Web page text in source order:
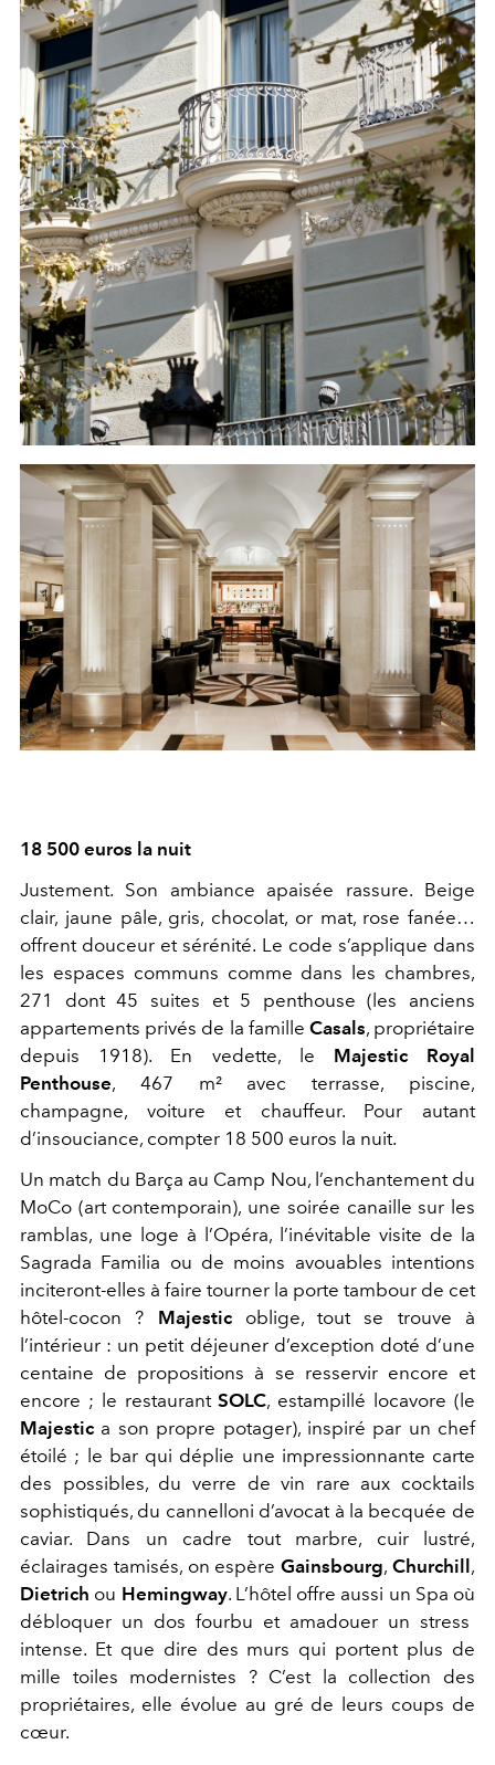
18 500 euros la nuit
Justement. Son ambiance apaisée rassure. Beige
clair, jaune pâle, gris, chocolat, or mat, rose fanée…
offrent douceur etsérénité. Le code s’applique dans
les espaces communs comme dans les chambres,
271 dont 45 suites et 5 penthouse (les anciens
appartements privés de la famille Casals, propriétaire
depuis 1918). En vedette, le Majestic Royal
Penthouse, 467 m² avec terrasse, piscine,
champagne, voiture et chauffeur. Pour autant
d’insouciance, compter 18 500 euros la nuit.
Un match du Barça au Camp Nou, l’enchantement du
MoCo (art contemporain), une soirée canaille sur les
ramblas, une loge à l’Opéra, l’inévitable visite de la
Sagrada Familia ou de moins avouables intentions
inciteront-elles à faire tourner la porte tambour de cet
hôtel-cocon ? Majesticoblige, toutse trouve à
l’intérieur : un petit déjeuner d’exception doté d’une
centaine de propositions à se resservir encore et
encore ; l e restaurantSOLC, estampillé locavore (le
Majestic a son propre potager), inspiré par un chef
étoilé ; l e barqui déplie une impressionnante carte
des possibles, du verre de vin rare aux cocktail s
sophistiqués, du cannelloni d’avocat à la becquée de
caviar. Dans un cadre tout marbre, cuir lustré,
éclairages tamisés, on espère Gainsbourg,Churchill ,
Dietrich ou Hemingway. L’hôtel offre aussi un Spa où
débloquer un dos fourbu et amadouer un stress
intense. Et que dire des murs qui portent plus de
mille toiles modernistes ? C’estla collection des
propriétaires, elle évolue au gré de leurs coups de
cœur.